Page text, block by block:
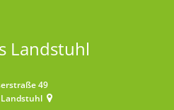
Landstuhl
49
Landstuhl